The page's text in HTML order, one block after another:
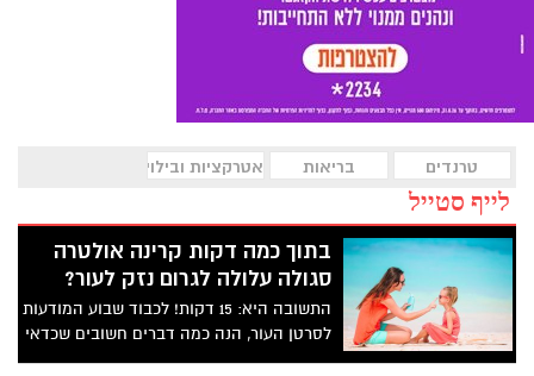
טרנדים בריאות אטרקציות ובילוי
לייף סטייל
בתוך כמה דקות קרינה אולטרה
סגולה עלולה לגרום נזק לעור?
התשובה היא: 15 דקות! לכבוד שבוע המודעות
לסרטן העור, הנה כמה דברים חשובים שכדאי
לדבר עליהם